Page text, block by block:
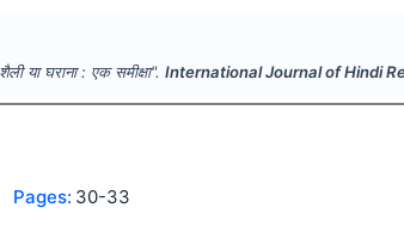
या घराना : एक समीक्षा".International Journal of Hindi
Pages: 30-33